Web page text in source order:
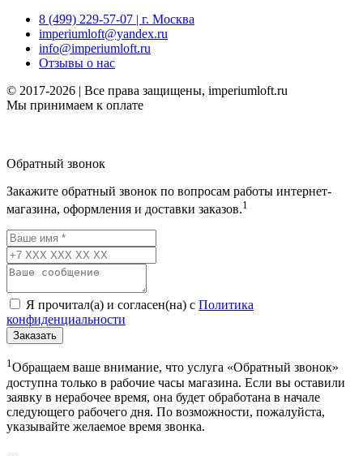
8 (499) 229-57-07 | г. Москва
imperiumloft@yandex.ru
info@imperiumloft.ru
Отзывы о нас
© 2017-2026 | Все права защищены, imperiumloft.ru
Мы принимаем к оплате
Обратный звонок
Закажите обратный звонок по вопросам работы интернет-
магазина, оформления и доставки заказов.1
Я прочитал(а) и согласен(на) с Политика
конфиденциальности
Заказать
1Обращаем ваше внимание, что услуга «Обратный звонок»
доступна только в рабочие часы магазина. Если вы оставили
заявку в нерабочее время, она будет обработана в начале
следующего рабочего дня. По возможности, пожалуйста,
указывайте желаемое время звонка.